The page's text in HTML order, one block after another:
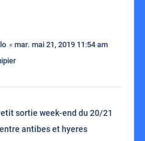
« mar. mai 21, 2019 11:54 am
sortie week-end du 20/21
antibes et hyeres